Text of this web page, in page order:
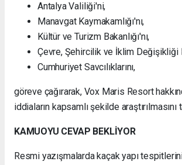
Antalya Valiliği'ni,
Manavgat Kaymakamlığı'nı,
Kültür ve Turizm Bakanlığı'nı,
Çevre, Şehircilik ve İklim Değişikliği
Cumhuriyet Savcılıklarını,
göreve çağırarak, Vox Maris Resort
iddiaların kapsamlı şekilde
KAMUOYU CEVAP BEKLİYOR
Resmi yazışmalarda kaçak yapı